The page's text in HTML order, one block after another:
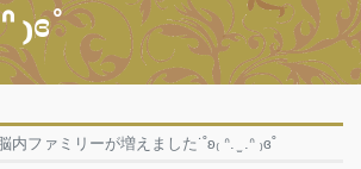
₎ɞ˚
内ファミリーが増えました˙˚ʚ₍ ᐢ. ̫ .ᐢ ₎ɞ˚